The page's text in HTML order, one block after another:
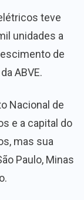
teve
unidades a
de
ABVE.
Nacional de
e a capital do
mas sua
Paulo, Minas